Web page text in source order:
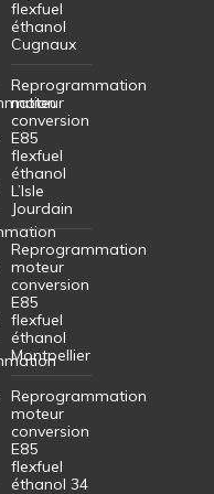
flexfuel
éthanol
Cugnaux
Reprogrammation
moteur
conversion
E85
flexfuel
éthanol
L’Isle
Jourdain
Reprogrammation
moteur
conversion
E85
flexfuel
éthanol
Montpellier
Reprogrammation
moteur
conversion
E85
flexfuel
éthanol 34